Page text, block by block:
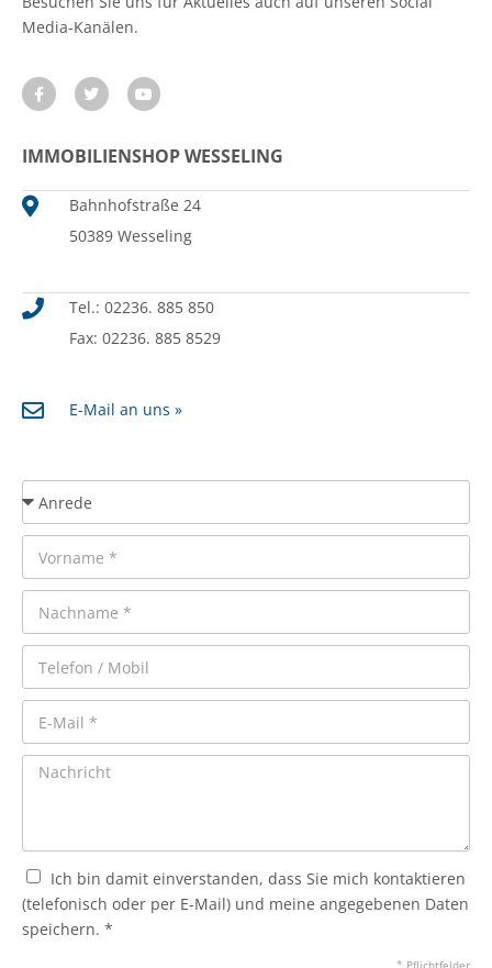
Media-Kanälen.
IMMOBILIENSHOP WESSELING
Bahnhofstraße 24
50389 Wesseling
Tel.: 02236. 885 850
Fax: 02236. 885 8529
E-Mail an uns »
Ich bin damit einverstanden, dass Sie mich kontaktieren
(telefonisch oder per E-Mail) und meine angegebenen Daten
speichern. *